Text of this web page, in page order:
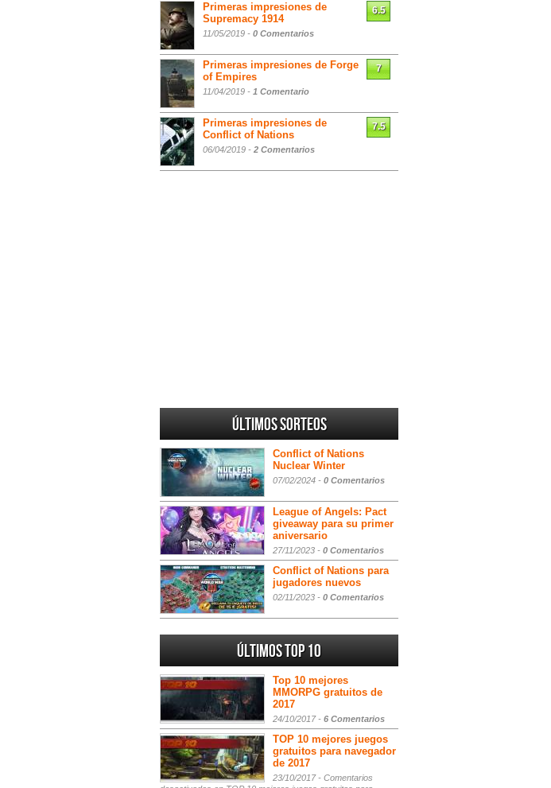
Primeras impresiones de
Supremacy 1914
11/05/2019 - 0 Comentarios
6.5
Primeras impresiones de Forge
of Empires
11/04/2019 - 1 Comentario
7
Primeras impresiones de
Conflict of Nations
06/04/2019 - 2 Comentarios
7.5
Últimos sorteos
Conflict of Nations
Nuclear Winter
07/02/2024 - 0 Comentarios
League of Angels: Pact
giveaway para su primer
aniversario
27/11/2023 - 0 Comentarios
Conflict of Nations para
jugadores nuevos
02/11/2023 - 0 Comentarios
Últimos Top 10
Top 10 mejores
MMORPG gratuitos de
2017
24/10/2017 - 6 Comentarios
TOP 10 mejores juegos
gratuitos para navegador
de 2017
23/10/2017 - Comentarios